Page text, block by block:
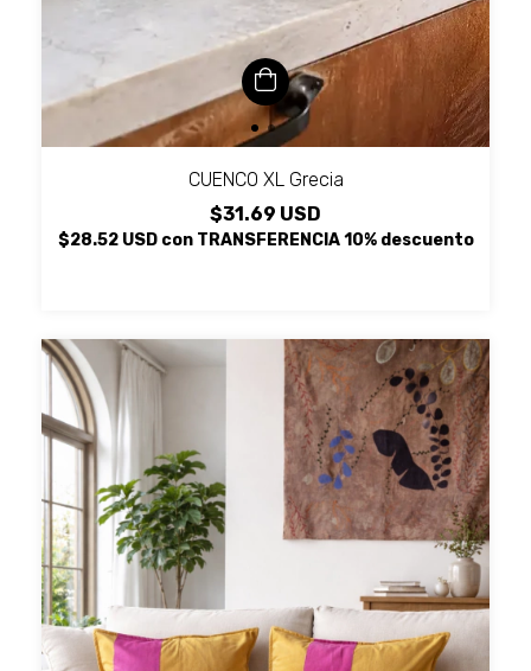
CUENCO XL Grecia
$31.69 USD
$28.52 USD con TRANSFERENCIA 10% descuento